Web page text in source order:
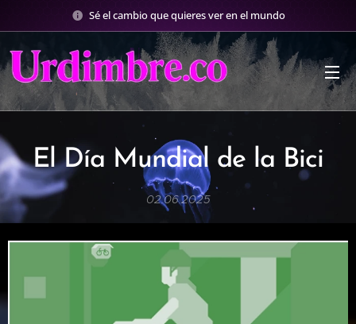
Sé el cambio que quieres ver en el mundo
El Día Mundial de la Bici
02.06.2025